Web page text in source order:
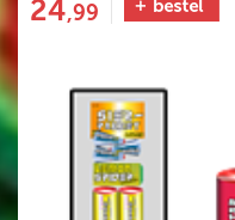
24,99